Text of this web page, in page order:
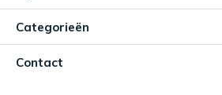
Categorieën
Contact